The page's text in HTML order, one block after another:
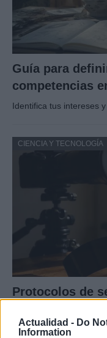
Actualidad - Do
Information
Guía para
competencias
Identifica tus intereses
CIENCIA Y TECNOLOGÍA
Protocolos de
consejos para
Un eclipse solar es un